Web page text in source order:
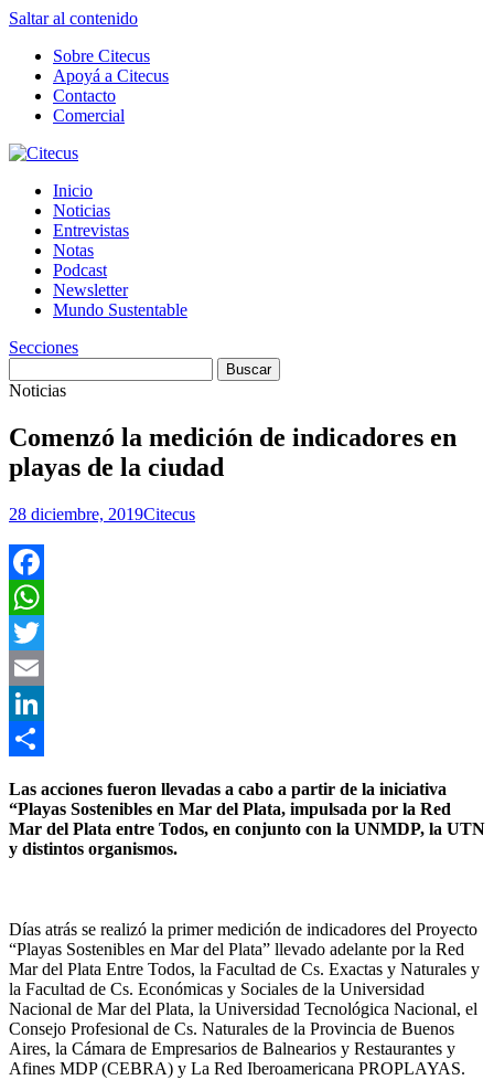
Saltar al contenido
Sobre Citecus
Apoyá a Citecus
Contacto
Comercial
Inicio
Noticias
Entrevistas
Notas
Podcast
Newsletter
Mundo Sustentable
Secciones
Noticias
Comenzó la medición de indicadores en
playas de la ciudad
28 diciembre, 2019Citecus
Facebook
WhatsApp
Twitter
Email
LinkedIn
Las acciones fueron llevadas a cabo a partir de la iniciativa
“Playas Sostenibles en Mar del Plata, impulsada por la Red
Mar del Plata entre Todos, en conjunto con la UNMDP, la UTN
y distintos organismos.
Días atrás se realizó la primer medición de indicadores del Proyecto
“Playas Sostenibles en Mar del Plata” llevado adelante por la Red
Mar del Plata Entre Todos, la Facultad de Cs. Exactas y Naturales y
la Facultad de Cs. Económicas y Sociales de la Universidad
Nacional de Mar del Plata, la Universidad Tecnológica Nacional, el
Consejo Profesional de Cs. Naturales de la Provincia de Buenos
Aires, la Cámara de Empresarios de Balnearios y Restaurantes y
Afines MDP (CEBRA) y La Red Iberoamericana PROPLAYAS.